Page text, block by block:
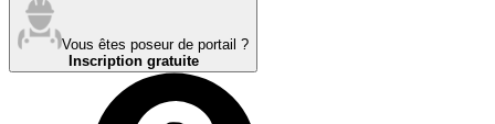
Vous êtes poseur de portail ?
Inscription gratuite